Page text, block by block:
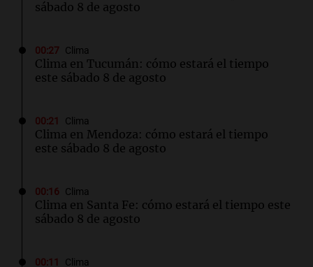
sábado 8 de agosto
00:27 Clima
Clima en Tucumán: cómo estará el tiempo
este sábado 8 de agosto
00:21 Clima
Clima en Mendoza: cómo estará el tiempo
este sábado 8 de agosto
00:16 Clima
Clima en Santa Fe: cómo estará el tiempo este
sábado 8 de agosto
00:11 Clima